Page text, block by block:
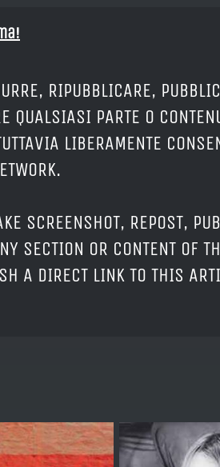
RIPUBBLICARE,
QUALSIASI PARTE O
LIBERAMENTE
SCREENSHOT, REPOST,
SECTION OR CONTENT OF
A DIRECT LINK TO THIS